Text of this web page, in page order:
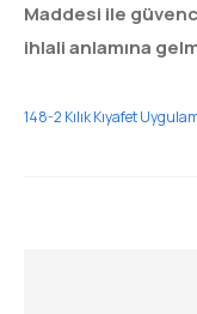
Maddesi ile
ihlali anlamına
148-2 Kılık Kıyafet